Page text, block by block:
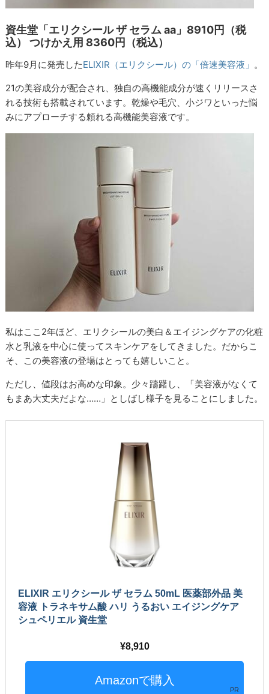
資生堂「エリクシール ザ セラム aa」8910円（税
込） つけかえ用 8360円（税込）
昨年9月に発売したELIXIR（エリクシール）の「倍速美容液」 。
21の美容成分が配合され、独自の高機能成分が速くリリースさ
れる技術も搭載されています。乾燥や毛穴、小ジワといった悩
みにアプローチする頼れる高機能美容液です。
私はここ2年ほど、エリクシールの美白＆エイジングケアの化粧
水と乳液を中心に使ってスキンケアをしてきました。だからこ
そ、この美容液の登場はとっても嬉しいこと。
ただし、値段はお高めな印象。少々躊躇し、「美容液がなくて
もまあ大丈夫だよな……」としばし様子を見ることにしました。
ELIXIR エリクシール ザ セラム 50mL 医薬部外品 美
容液 トラネキサム酸 ハリ うるおい エイジングケア
シュペリエル 資生堂
8,910
PR